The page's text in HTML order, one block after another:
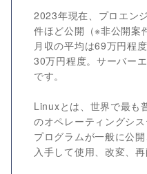
2023年現在、プロエン
件ほど公開（※非公開案
月収の平均は69万円程
30万円程度。サーバー
です。
Linuxとは、世界で最も
のオペレーティングシス
プログラムが一般に公
入手して使用、改変、